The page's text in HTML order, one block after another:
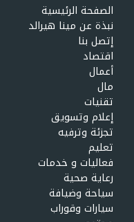
الصفحة الرئيسية
نبذة عن مينا هيرالد
إتصل بنا
اقتصاد
أعمال
مال
تقنيات
إعلام وتسويق
تجزئة وترفيه
تعليم
فعاليات و خدمات
رعاية صحية
سياحة وضيافة
سيارات وقوراب